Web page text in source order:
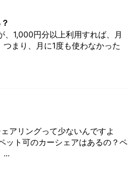
、1,000円分以上利用すれば、月
まり、月に1度も使わなかった
アリングって少ないんですよ
ット可のカーシェアはあるの？ペ
...